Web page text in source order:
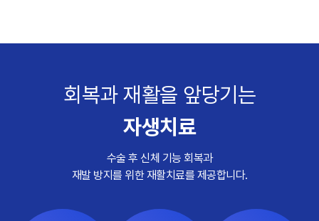
회복과 재활을 앞당기는
자생치료
수술 후 신체 기능 회복과
재발 방지를 위한 재활치료를 제공합니다.